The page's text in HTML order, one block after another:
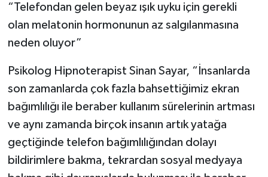
“Telefondan gelen beyaz ışık uyku için gerekli
olan melatonin hormonunun az salgılanmasına
neden oluyor”
Psikolog Hipnoterapist Sinan Sayar, “İnsanlarda
son zamanlarda çok fazla bahsettiğimiz ekran
bağımlılığı ile beraber kullanım sürelerinin artması
ve aynı zamanda birçok insanın artık yatağa
geçtiğinde telefon bağımlılığından dolayı
bildirimlere bakma, tekrardan sosyal medyaya